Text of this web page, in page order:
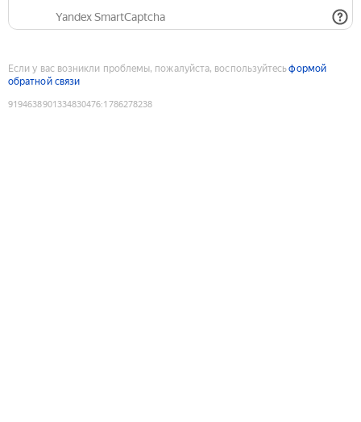
Yandex SmartCaptcha
Если у вас возникли проблемы, пожалуйста, воспользуйтесьформой
обратной связи
9194638901334830476:1786278238